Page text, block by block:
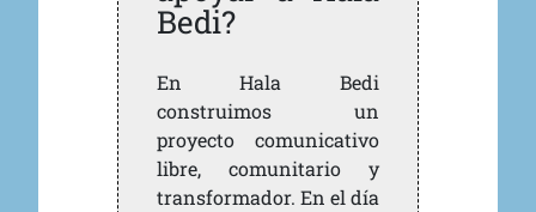
Bedi?
En Hala Bedi
construimos un
proyecto comunicativo
libre, comunitario y
transformador. En el día